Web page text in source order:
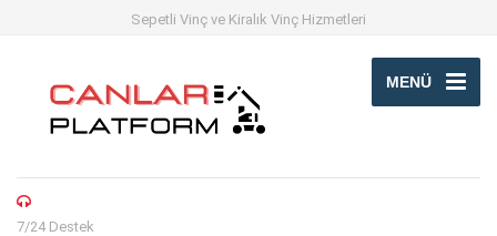
Sepetli Vinç ve Kiralık Vinç Hizmetleri
MENÜ
7/24 Destek